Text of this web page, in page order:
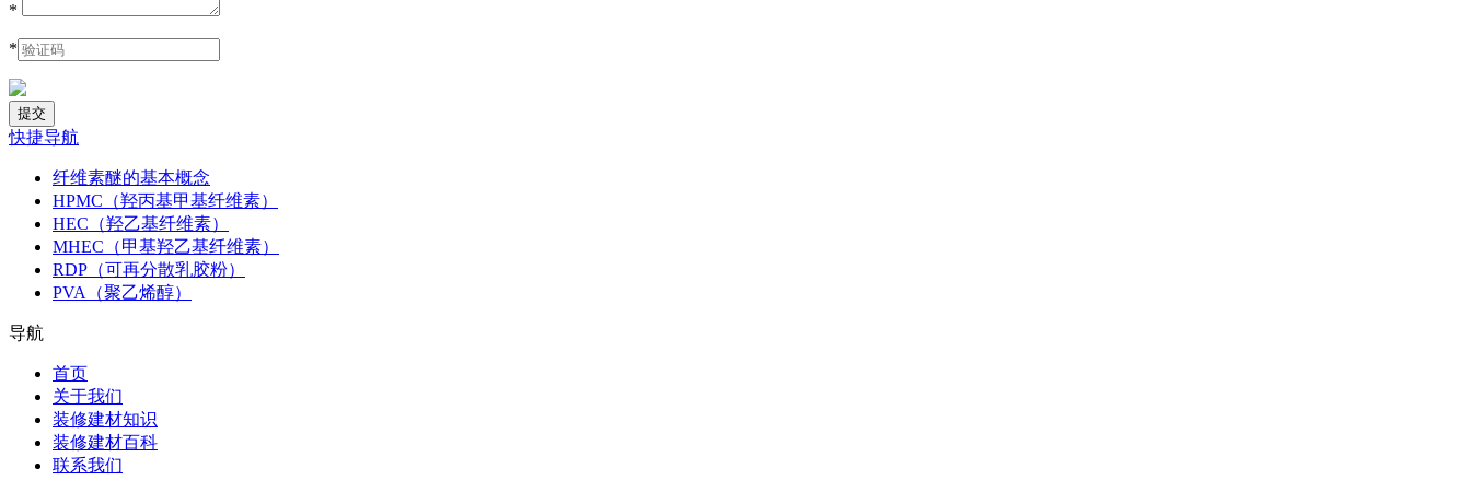
*
*
快捷导航
纤维素醚的基本概念
HPMC（羟丙基甲基纤维素）
HEC（羟乙基纤维素）
MHEC（甲基羟乙基纤维素）
RDP（可再分散乳胶粉）
PVA（聚乙烯醇）
导航
首页
关于我们
装修建材知识
装修建材百科
联系我们